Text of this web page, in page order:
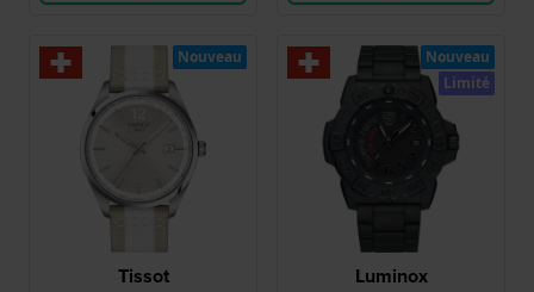
Tissot
Nouveau
Luminox
Nouveau
Limité